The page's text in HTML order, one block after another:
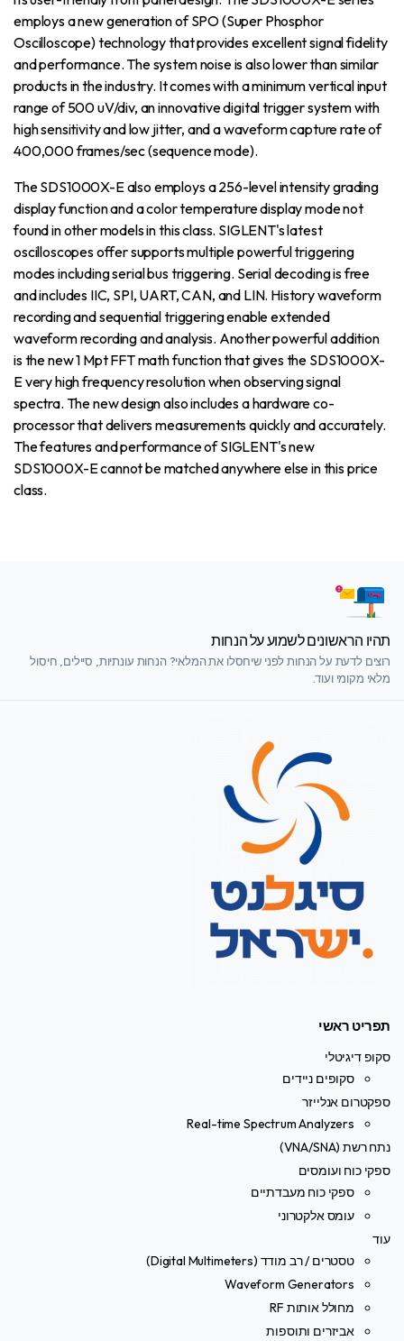
employs a new generation of SPO (Super Phosphor
Oscilloscope) technology that provides excellent signal fidelity
and performance. The system noise is also lower than similar
products in the industry. It comes with a minimum vertical input
range of 500 uV/div, an innovative digital trigger system with
high sensitivity and low jitter, and a waveform capture rate of
400,000 frames/sec (sequence mode).
The SDS1000X-E also employs a 256-level intensity grading
display function and a color temperature display mode not
found in other models in this class. SIGLENT's latest
oscilloscopes offer supports multiple powerful triggering
modes including serial bus triggering. Serial decoding is free
and includes IIC, SPI, UART, CAN, and LIN. History waveform
recording and sequential triggering enable extended
waveform recording and analysis. Another powerful addition
is the new 1 Mpt FFT math function that gives the SDS1000X-
E very high frequency resolution when observing signal
spectra. The new design also includes a hardware co-
processor that delivers measurements quickly and accurately.
The features and performance of SIGLENT's new
SDS1000X-E cannot be matched anywhere else in this price
class.
תהיו הראשונים לשמוע על הנחות
רוצים לדעת על הנחות לפני שיחסלו את המלאי? הנחות עונתיות, סיילים, חיסול
מלאי מקומי ועוד.
תפריט ראשי
סקופ דיגיטלי
סקופים ניידים
ספקטרום אנלייזר
Real-time Spectrum Analyzers
נתח רשת (VNA/SNA)
ספקי כוח ועומסים
ספקי כוח מעבדתיים
עומס אלקטרוני
עוד
טסטרים / רב מודד (Digital Multimeters)
Waveform Generators
מחולל אותות RF
אביזרים ותוספות